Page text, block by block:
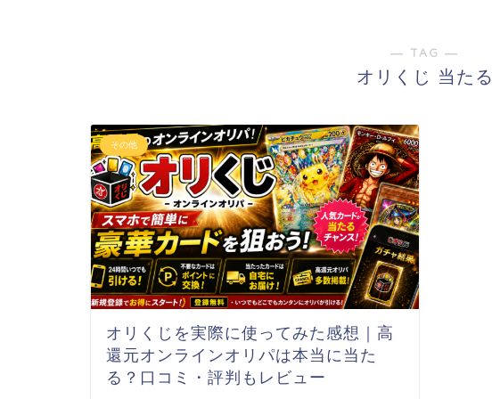
― TAG ―
オリくじ 当たる
その他
オリくじを実際に使ってみた感想｜高
還元オンラインオリパは本当に当た
る？口コミ・評判もレビュー